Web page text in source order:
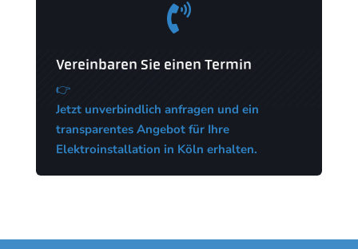

Vereinbaren Sie einen Termin
👉
Jetzt unverbindlich anfragen und ein
transparentes Angebot für Ihre
Elektroinstallation in Köln erhalten.